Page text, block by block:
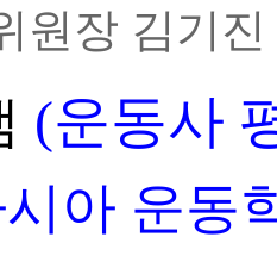
원장 김기
(운동사
시아 운